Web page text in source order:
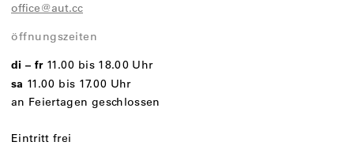
office@aut.cc
öffnungszeiten
di – fr 11.00 bis 18.00 Uhr
sa 11.00 bis 17.00 Uhr
an Feiertagen geschlossen
Eintritt frei